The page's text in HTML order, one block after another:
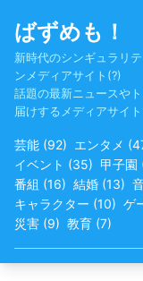
content
ばずめも！
新時代のシンギュラリ
ンメディアサイト(?)
話題の最新ニュースや
届けするメディアサイ
芸能 (92) エンタメ (
イベント (35) 甲子園
番組 (16) 結婚 (13)
キャラクター (10) ゲ
災害 (9) 教育 (7)